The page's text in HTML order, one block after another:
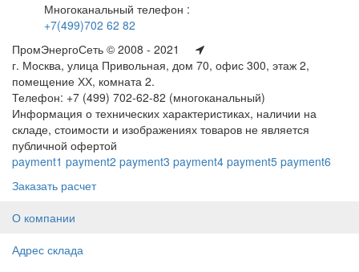
Многоканальный телефон :
+7(499)702 62 82
ПромЭнергоСеть © 2008 - 2021
г. Москва, улица Привольная, дом 70, офис 300, этаж 2,
помещение ХХ, комната 2.
Телефон: +7 (499) 702-62-82 (многоканальный)
Информация о технических характеристиках, наличии на
складе, стоимости и изображениях товаров не является
публичной офертой
payment1 payment2 payment3 payment4 payment5 payment6
Заказать расчет
О компании
Адрес склада